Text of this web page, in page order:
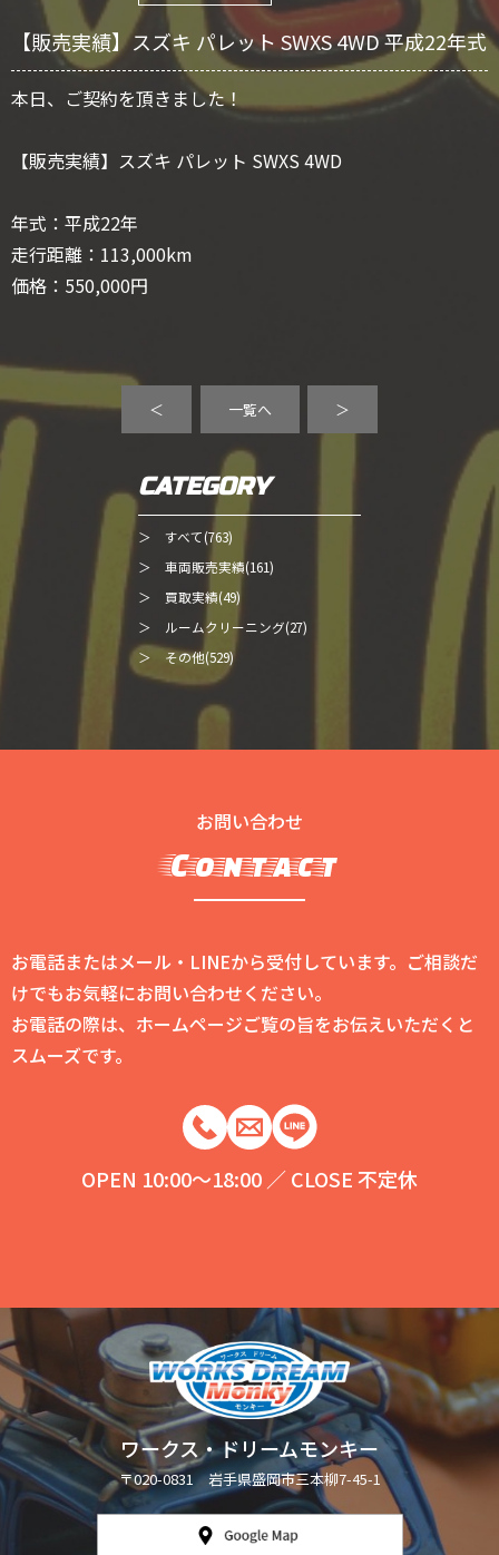
【販売実績】スズキ パレット SWXS 4WD 平成22年式
本日、ご契約を頂きました！
【販売実績】スズキ パレット SWXS 4WD
年式：平成22年
走行距離：113,000km
価格：550,000円
＜ 一覧へ ＞
CATEGORY
＞ すべて(763)
＞ 車両販売実績(161)
＞ 買取実績(49)
＞ ルームクリーニング(27)
＞ その他(529)
お問い合わせ
Contact
お電話またはメール・LINEから受付しています。ご相談だ
けでもお気軽にお問い合わせください。
お電話の際は、ホームページご覧の旨をお伝えいただくと
スムーズです。
OPEN 10:00～18:00 ／ CLOSE 不定休
ワークス・ドリームモンキー
〒020-0831 岩手県盛岡市三本柳7-45-1